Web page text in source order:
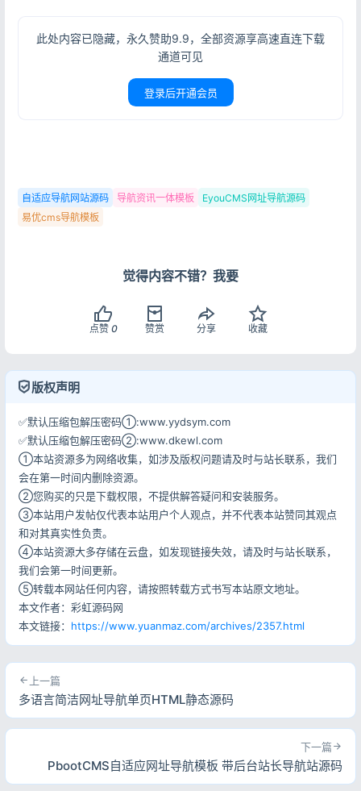
此处内容已隐藏，永久赞助9.9，全部资源享高速直连下载
通道可见
登录后开通会员
自适应导航网站源码 导航资讯一体模板
EyouCMS网址导航源码
易优cms导航模板
觉得内容不错？我要
点赞 0 赞赏 分享 收藏
版权声明
✅默认压缩包解压密码①:www.yydsym.com
✅默认压缩包解压密码②:www.dkewl.com
①本站资源多为网络收集，如涉及版权问题请及时与站长联系，我们
会在第一时间内删除资源。
②您购买的只是下载权限，不提供解答疑问和安装服务。
③本站用户发帖仅代表本站用户个人观点，并不代表本站赞同其观点
和对其真实性负责。
④本站资源大多存储在云盘，如发现链接失效，请及时与站长联系，
我们会第一时间更新。
⑤转载本网站任何内容，请按照转载方式书写本站原文地址。
本文作者：彩虹源码网
本文链接： https://www.yuanmaz.com/archives/2357.html
上一篇
多语言简洁网址导航单页HTML静态源码
下一篇
PbootCMS自适应网址导航模板 带后台站长导航站源码
登录